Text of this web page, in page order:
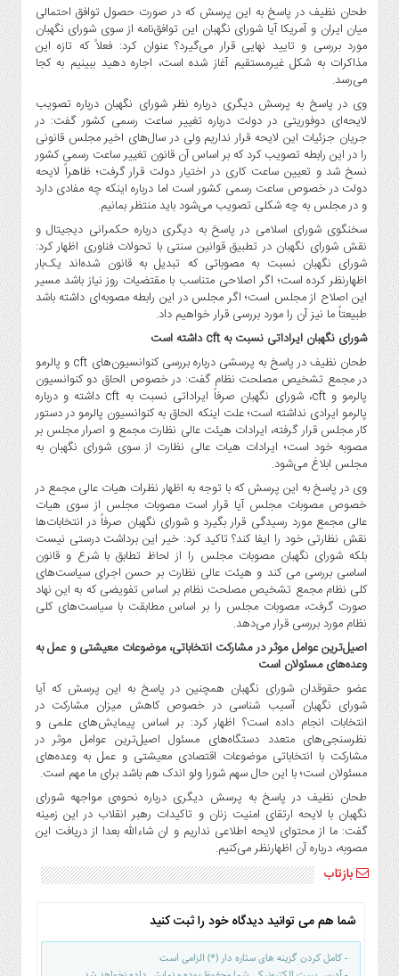
طحان نظیف در پاسخ به این پرسش که در صورت حصول توافق احتمالی
میان ایران و آمریکا آیا شورای نگهبان این توافق‌نامه از سوی شورای نگهبان
مورد بررسی و تایید نهایی قرار می‌گیرد؟ عنوان کرد: فعلاً که تازه این
مذاکرات به شکل غیرمستقیم آغاز شده است، اجاره دهید ببینیم به کجا
می‌رسد.
وی در پاسخ به پرسش دیگری درباره نظر شورای نگهبان درباره تصویب
لایحه‌ای دوفوریتی در دولت درباره تغییر ساعت رسمی کشور گفت: در
جریان جزئیات این لایحه قرار نداریم ولی در سال‌های اخیر مجلس قانونی
را در این رابطه تصویب کرد که بر اساس آن قانون تغییر ساعت رسمی کشور
نسخ شد و تعیین ساعت کاری در اختیار دولت قرار گرفت؛ ظاهراً لایحه
دولت در خصوص ساعت رسمی کشور است اما درباره اینکه چه مفادی دارد
و در مجلس به چه شکلی تصویب می‌شود باید منتظر بمانیم.
سخنگوی‌ شورای اسلامی در پاسخ به دیگری درباره حکمرانی دیجیتال و
نقش شورای نگهبان در تطبیق قوانین سنتی با تحولات فناوری اظهار کرد:
شورای نگهبان نسبت به مصوباتی که تبدیل به قانون شده‌اند یک‌بار
اظهارنظر کرده است؛ اگر اصلاحی متناسب با مقتضیات روز نیاز باشد مسیر
این اصلاح از مجلس است؛ اگر مجلس در این رابطه مصوبه‌ای داشته باشد
طبیعتاً ما نیز آن را مورد بررسی قرار خواهیم داد.
شورای نگهبان ایراداتی نسبت به cft داشته است
طحان نظیف در پاسخ به پرسشی درباره بررسی کنوانسیون‌های cft و پالرمو
در مجمع تشخیص مصلحت نظام گفت: در خصوص الحاق دو کنوانسیون
پالرمو و cft، شورای نگهبان صرفاً ایراداتی نسبت به cft داشته و درباره
پالرمو ایرادی نداشته است؛ علت اینکه الحاق به کنوانسیون پالرمو در دستور
کار مجلس قرار گرفته، ایرادات هیئت عالی نظارت مجمع و اصرار مجلس بر
مصوبه خود است؛ ایرادات هیات عالی نظارت از سوی شورای نگهبان به
مجلس ابلاغ می‌شود.
وی در پاسخ به این پرسش که با توجه به اظهار نظرات هیات عالی مجمع در
خصوص مصوبات مجلس آیا قرار است مصوبات مجلس از سوی هیات
عالی مجمع مورد رسیدگی قرار بگیرد و شورای نگهبان صرفاً در انتخابات‌ها
نقش نظارتی خود را ایفا کند؟ تاکید کرد: خیر این برداشت درستی نیست
بلکه شورای نگهبان مصوبات مجلس را از لحاظ تطابق با شرع و قانون
اساسی بررسی می کند و هیئت عالی نظارت بر حسن اجرای سیاست‌های
کلی نظام مجمع تشخیص مصلحت نظام بر اساس تفویضی که به این نهاد
صورت گرفت، مصوبات مجلس را بر اساس مطابقت با سیاست‌های کلی
نظام مورد بررسی قرار می‌دهد.
اصیل‌ترین عوامل موثر در مشارکت انتخاباتی، موضوعات معیشتی و عمل به
وعده‌های مسئولان است
عضو حقوقدان شورای نگهبان همچنین در پاسخ به این پرسش که آیا
شورای نگهبان آسیب شناسی در خصوص کاهش میزان مشارکت در
انتخابات انجام داده است؟ اظهار کرد: بر اساس پیمایش‌های علمی و
نظرسنجی‌های متعدد دستگاه‌های مسئول اصیل‌ترین عوامل موثر در
مشارکت با انتخاباتی موضوعات اقتصادی معیشتی و عمل به وعده‌های
مسئولان است؛ با این حال سهم شورا ولو اندک هم باشد برای ما مهم است.
طحان نظیف در پاسخ به پرسش دیگری درباره نحوه‌ی مواجهه شورای
نگهبان با لایحه ارتقای امنیت زنان و تاکیدات رهبر انقلاب در این زمینه
گفت: ما از محتوای لایحه اطلاعی نداریم و ان شاءالله بعدا از دریافت این
مصوبه، درباره آن اظهارنظر می‌کنیم.
بازتاب
شما هم می توانید دیدگاه خود را ثبت کنید
- کامل کردن گزینه های ستاره دار (*) الزامی است